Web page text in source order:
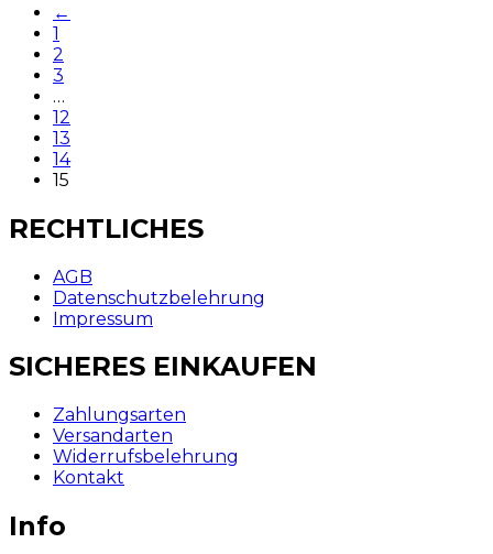
←
1
2
3
…
12
13
14
15
RECHTLICHES
AGB
Datenschutzbelehrung
Impressum
SICHERES EINKAUFEN
Zahlungsarten
Versandarten
Widerrufsbelehrung
Kontakt
Info